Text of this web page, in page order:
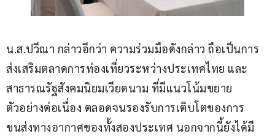
น.ส.ปวีณา กล่าวอีกว่า ความร่วมมือดังกล่าว ถือเป็นการ
ส่งเสริมตลาดการท่องเที่ยวระหว่างประเทศไทย และ
สาธารณรัฐสังคมนิยมเวียดนาม ที่มีแนวโน้มขยาย
ตัวอย่างต่อเนื่อง ตลอดจนรองรับการเติบโตของการ
ขนส่งทางอากาศของทั้งสองประเทศ นอกจากนี้ยังได้มี